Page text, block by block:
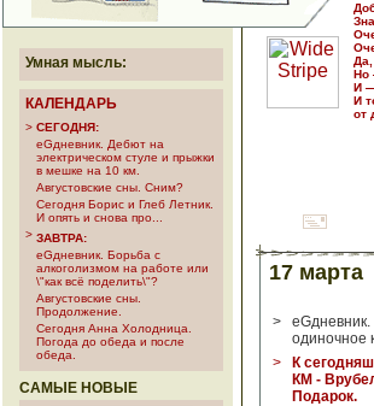
Умная мысль:
КАЛЕНДАРЬ
> СЕГОДНЯ:
еGдневник. Дебют на
электрическом стуле и прыжки
в мешке на 10 км.
Августовские сны. Сним?
Сегодня Борис и Глеб Летник.
И опять и снова про...
> ЗАВТРА:
еGдневник. Борьба с
алкоголизмом на работе или
\"как всё поделить\"?
Августовские сны.
Продолжение.
Сегодня Анна Холодница.
Погода до обеда и после
обеда.
САМЫЕ НОВЫЕ
Да,
Но
И —
И
от
17 марта
>
одиночное
>
К
КМ -
Подарок.